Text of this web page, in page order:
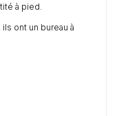
à pied.
ont un bureau à